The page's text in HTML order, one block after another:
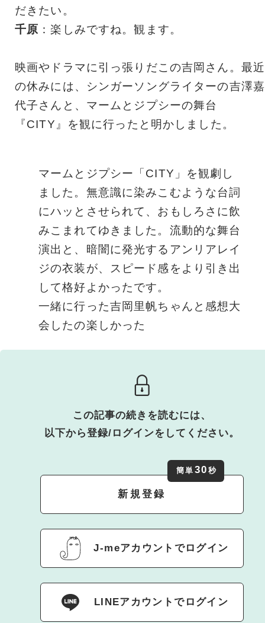
だきたい。
千原 ：楽しみですね。観ます。
映画やドラマに引っ張りだこの吉岡さん。最近
の休みには、シンガーソングライターの吉澤嘉
代子さんと、マームとジプシーの舞台
『CITY』を観に行ったと明かしました。
マームとジプシー「CITY」を観劇し
ました。無意識に染みこむような台詞
にハッとさせられて、おもしろさに飲
みこまれてゆきました。流動的な舞台
演出と、暗闇に発光するアンリアレイ
ジの衣装が、スピード感をより引き出
して格好よかったです。
一緒に行った吉岡里帆ちゃんと感想大
会したの楽しかった
この記事の続きを読むには、
以下から登録/ログインをしてください。
新規登録
簡単 30 秒
J-meアカウントでログイン
LINEアカウントでログイン